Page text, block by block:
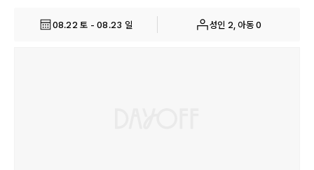
08.22 토 - 08.23 일 성인 2, 아동 0